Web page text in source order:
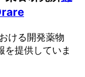
ける開発薬物
を提供していま